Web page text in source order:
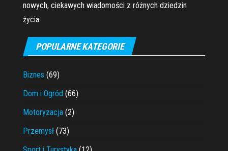
nowych, ciekawych wiadomości z różnych dziedzin
życia.
POPULARNE KATEGORIE
Biznes (69)
Dom i Ogród (66)
Motoryzacja (2)
Przemysł (73)